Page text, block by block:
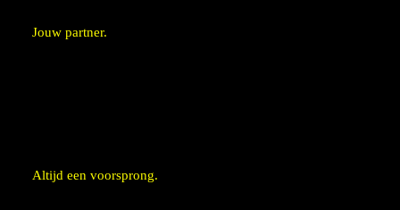
Jouw partner.
Altijd een voorsprong.